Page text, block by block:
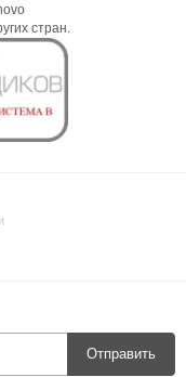
стран.
Отправить